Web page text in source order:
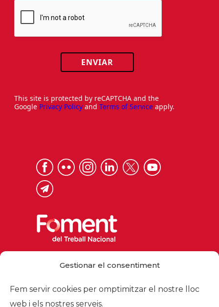
Gestionar el consentiment
Fem servir cookies per omptimitzar el nostre lloc
web i els nostres serveis.
ENVIAR
This site is protected by reCAPTCHA and the
Google Privacy Policy and Terms of Service apply.
foment@foment.com